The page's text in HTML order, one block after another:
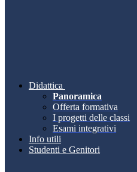
Didattica
Panoramica
Offerta formativa
I progetti delle classi
Esami integrativi
Info utili
Studenti e Genitori